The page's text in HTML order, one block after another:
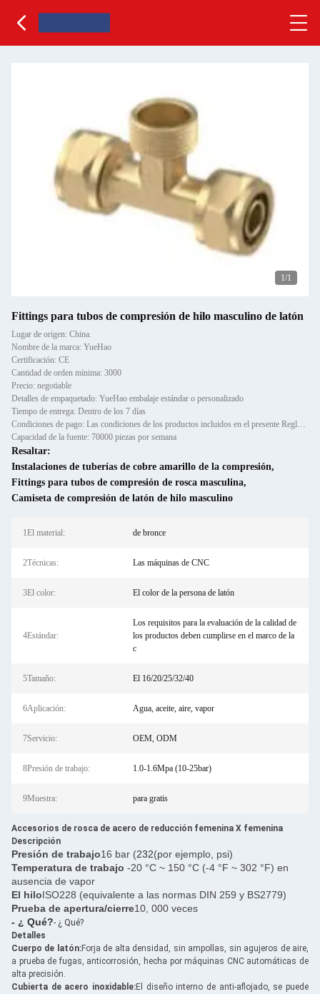
1/1
Fittings para tubos de compresión de hilo masculino de latón
Lugar de origen: China.
Nombre de la marca: YueHao
Certificación: CE
Cantidad de orden mínima: 3000
Precio: negotiable
Detalles de empaquetado: YueHao embalaje estándar o personalizado
Tiempo de entrega: Dentro de los 7 días
Condiciones de pago: Las condiciones de los productos incluidos en el presente Reglamento son las siguientes:
Capacidad de la fuente: 70000 piezas por semana
Resaltar:
Instalaciones de tuberías de cobre amarillo de la compresión,
Fittings para tubos de compresión de rosca masculina,
Camiseta de compresión de latón de hilo masculino
1El material: de bronce
2Técnicas: Las máquinas de CNC
3El color: El color de la persona de latón
4Estándar:
Los requisitos para la evaluación de la calidad de
los productos deben cumplirse en el marco de la
c
5Tamaño: El 16/20/25/32/40
6Aplicación: Agua, aceite, aire, vapor
7Servicio: OEM, ODM
8Presión de trabajo: 1.0-1.6Mpa (10-25bar)
9Muestra: para gratis
Accesorios de rosca de acero de reducción femenina X femenina
Descripción
Presión de trabajo16 bar (232(por ejemplo, psi)
Temperatura de trabajo -20 °C ~ 150 °C (-4 °F ~ 302 °F) en
ausencia de vapor
El hiloISO228 (equivalente a las normas DIN 259 y BS2779)
Prueba de apertura/cierre10, 000 veces
- ¿ Qué?- ¿ Qué?
Detalles
Cuerpo de latón:Forja de alta densidad, sin ampollas, sin agujeros de aire,
a prueba de fugas, anticorrosión, hecha por máquinas CNC automáticas de
alta precisión.
Cubierta de acero inoxidable:El diseño interno de anti-aflojado, se puede